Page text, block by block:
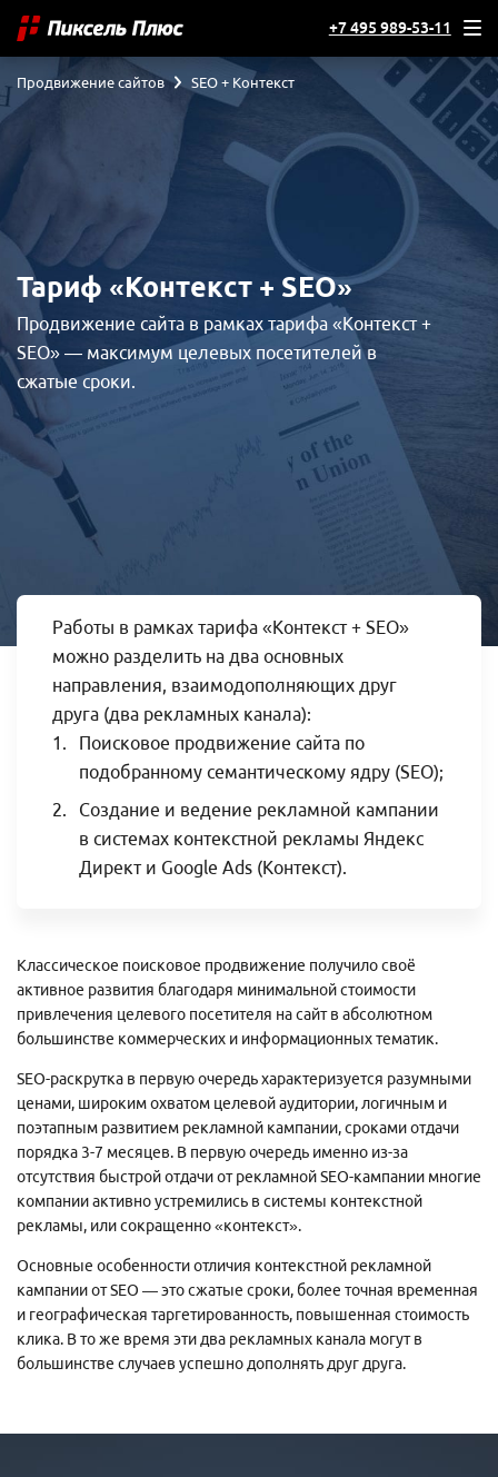
+7 495 989-53-11
Тариф «Контекст + SEO»
Продвижение сайта в рамках тарифа «Контекст +
SEO» — максимум целевых посетителей в
сжатые сроки.
Продвижение сайтов SEO + Контекст
Работы в рамках тарифа «Контекст + SEO»
можно разделить на два основных
направления, взаимодополняющих друг
друга (два рекламных канала):
Поисковое продвижение сайта по
подобранному семантическому ядру (SEO);
Создание и ведение рекламной кампании
в системах контекстной рекламы Яндекс
Директ и Google Ads (Контекст).
Классическое поисковое продвижение получило своё
активное развития благодаря минимальной стоимости
привлечения целевого посетителя на сайт в абсолютном
большинстве коммерческих и информационных тематик.
SEO-раскрутка в первую очередь характеризуется разумными
ценами, широким охватом целевой аудитории, логичным и
поэтапным развитием рекламной кампании, сроками отдачи
порядка 3-7 месяцев. В первую очередь именно из-за
отсутствия быстрой отдачи от рекламной SEO-кампании многие
компании активно устремились в системы контекстной
рекламы, или сокращенно «контекст».
Основные особенности отличия контекстной рекламной
кампании от SEO — это сжатые сроки, более точная временная
и географическая таргетированность, повышенная стоимость
клика. В то же время эти два рекламных канала могут в
большинстве случаев успешно дополнять друг друга.
Тарифы и цены
Тариф «Трафик»
Тариф «Лиды / CPA»
За рубежом
SEO-аудит сайта
Разовые работы
Тарифы
На 1С-Битрикс
Доработка сайта
Юзабилити-аудит
На 1С-Битрикс
Интернет-магазин
Разработка дизайна
Тарифы и цены
Яндекс Директ
Коллтрекинг
Таргетированная реклама
Продвижение Telegram-канала
Продвижение на Wildberries
Продвижение на Ozon
Магазин на Яндекс Маркете
Кейсы
Наша команда